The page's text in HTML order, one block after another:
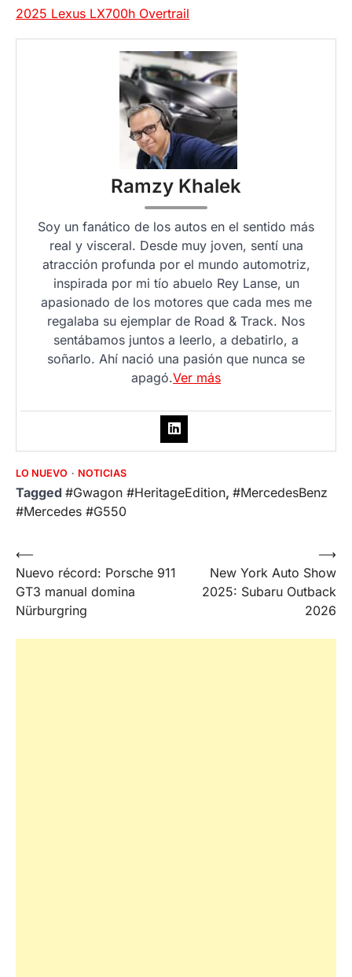
2025 Lexus LX700h Overtrail
Ramzy Khalek
Soy un fanático de los autos en el sentido más
real y visceral. Desde muy joven, sentí una
atracción profunda por el mundo automotriz,
inspirada por mi tío abuelo Rey Lanse, un
apasionado de los motores que cada mes me
regalaba su ejemplar de Road & Track. Nos
sentábamos juntos a leerlo, a debatirlo, a
soñarlo. Ahí nació una pasión que nunca se
apagó.Ver más
LO NUEVO NOTICIAS
Tagged #Gwagon #HeritageEdition, #MercedesBenz
#Mercedes #G550
Post
navigation
⟵
Nuevo récord: Porsche 911
GT3 manual domina
Nürburgring
New York Auto Show
2025: Subaru Outback
2026
⟶